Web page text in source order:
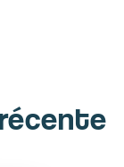
récente